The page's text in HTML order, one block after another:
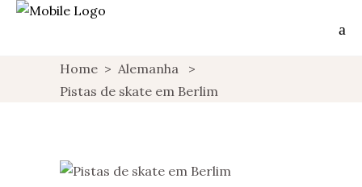
Home > Alemanha
>
Pistas de skate em Berlim